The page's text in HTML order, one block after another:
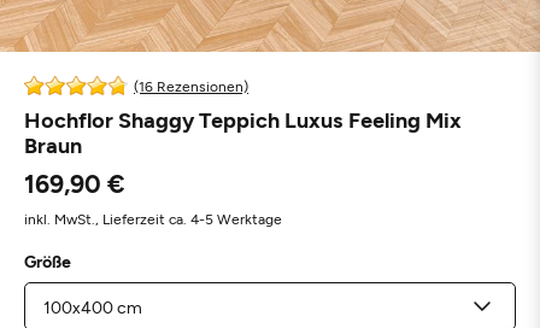
(16 Rezensionen)
Hochflor Shaggy Teppich Luxus Feeling Mix
Braun
169,90 €
inkl. MwSt., Lieferzeit ca. 4-5 Werktage
Größe